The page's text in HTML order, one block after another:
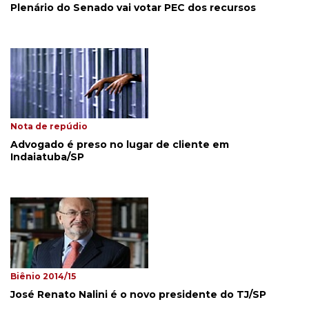
Plenário do Senado vai votar PEC dos recursos
Nota de repúdio
Advogado é preso no lugar de cliente em
Indaiatuba/SP
Biênio 2014/15
José Renato Nalini é o novo presidente do TJ/SP